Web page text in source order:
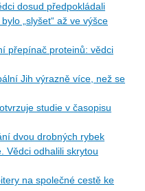
dosud předpokládali
„slyšet“ až ve výšce
přepínač proteinů: vědci
Jih výrazně více, než se
studie v časopisu
dvou drobných rybek
Vědci odhalili skrytou
na společné cestě ke